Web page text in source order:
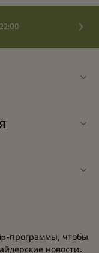
участника
программы, чтобы
новости.